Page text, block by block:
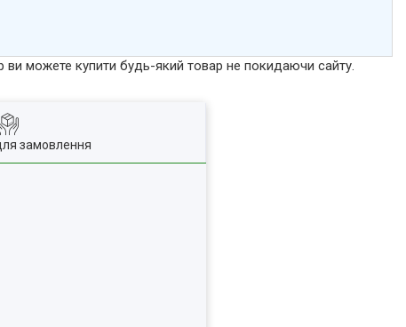
ви можете купити будь-який товар не покидаючи сайту.
замовлення